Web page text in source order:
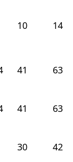
10 14
41 63
41 63
30 42